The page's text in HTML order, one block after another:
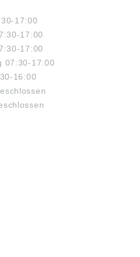
17:00
17:00
17:00
07:30-17:00
16:00